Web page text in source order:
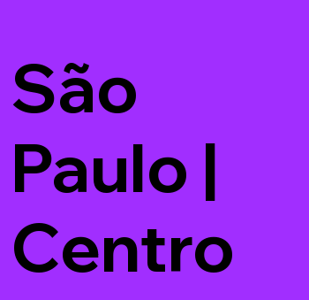
São
Paulo |
Centro